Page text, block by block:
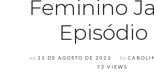
Feminino
Episódio
on 11 DE AGOSTO DE 2021 by
73 VIEWS